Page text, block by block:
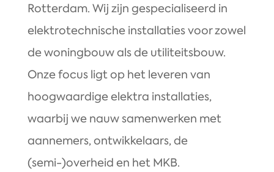
Rotterdam. Wij zijn gespecialiseerd in
elektrotechnische installaties voor zowel
de woningbouw als de utiliteitsbouw.
Onze focus ligt op het leveren van
hoogwaardige elektra installaties,
waarbij we nauw samenwerken met
aannemers, ontwikkelaars, de
(semi-)overheid en het MKB.